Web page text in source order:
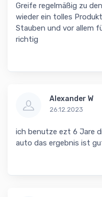
Greife regelmäßig zu
wieder ein tolles
Stauben und vor allem
richtig
Alexander W
26.12.2023
ich benutze ezt 6 Jare
auto das ergebnis ist